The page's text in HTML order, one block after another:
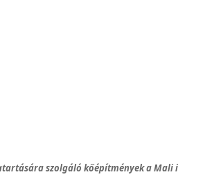
szolgáló kőépítmények a Mali i